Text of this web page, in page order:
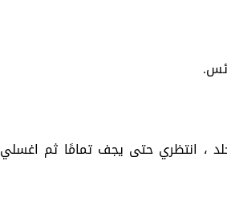
، انتظري حتى يجف تمامًا ثم اغسلي